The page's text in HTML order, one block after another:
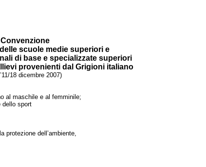
Convenzione
scuole medie superiori e
di base e specializzate superiori
provenienti dal Grigioni italiano
18 dicembre 2007)
al maschile e al femminile;
dello sport
protezione dell’ambiente,